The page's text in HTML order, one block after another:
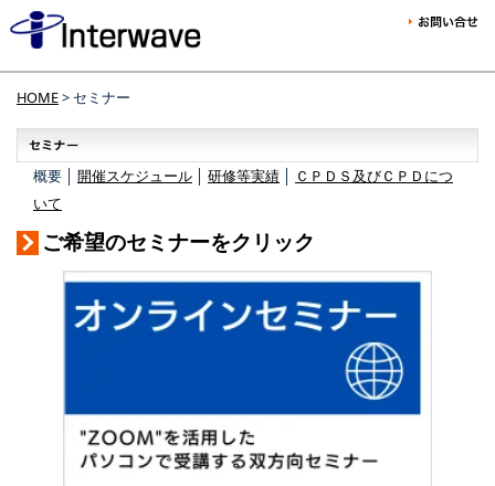
HOME> セミナー
概要 │ 開催スケジュール 研修等実績
ＣＰＤＳ及びＣＰＤにつ
いて
ご希望のセミナーをクリック